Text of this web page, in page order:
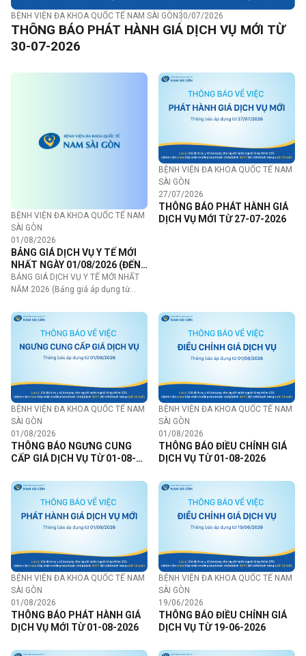
BỆNH VIỆN ĐA KHOA QUỐC TẾ NAM SÀI GÒN 30/07/2026
THÔNG BÁO PHÁT HÀNH GIÁ DỊCH VỤ MỚI TỪ
30-07-2026
BỆNH VIỆN ĐA KHOA QUỐC TẾ NAM
SÀI GÒN
01/08/2026
BẢNG GIÁ DỊCH VỤ Y TẾ MỚI
NHẤT NGÀY 01/08/2026 (ĐẾN
KHI CÓ THÔNG BÁO MỚI)
BẢNG GIÁ DỊCH VỤ Y TẾ MỚI NHẤT
NĂM 2026 (Bảng giá áp dụng từ…
BỆNH VIỆN ĐA KHOA QUỐC TẾ NAM
SÀI GÒN
27/07/2026
THÔNG BÁO PHÁT HÀNH GIÁ
DỊCH VỤ MỚI TỪ 27-07-2026
BỆNH VIỆN ĐA KHOA QUỐC TẾ NAM
SÀI GÒN
01/08/2026
THÔNG BÁO NGƯNG CUNG
CẤP GIÁ DỊCH VỤ TỪ 01-08-
BỆNH VIỆN ĐA KHOA QUỐC TẾ NAM
SÀI GÒN
01/08/2026
THÔNG BÁO ĐIỀU CHỈNH GIÁ
DỊCH VỤ TỪ 01-08-2026
BỆNH VIỆN ĐA KHOA QUỐC TẾ NAM
SÀI GÒN
01/08/2026
THÔNG BÁO PHÁT HÀNH GIÁ
DỊCH VỤ MỚI TỪ 01-08-2026
BỆNH VIỆN ĐA KHOA QUỐC TẾ NAM
SÀI GÒN
19/06/2026
THÔNG BÁO ĐIỀU CHỈNH GIÁ
DỊCH VỤ TỪ 19-06-2026